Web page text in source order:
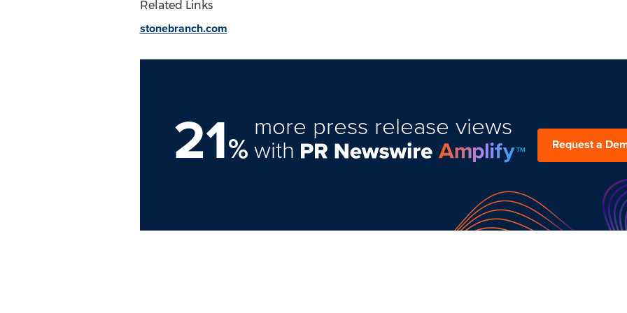
Related Links
stonebranch.com
21%
more press release views
with Request a